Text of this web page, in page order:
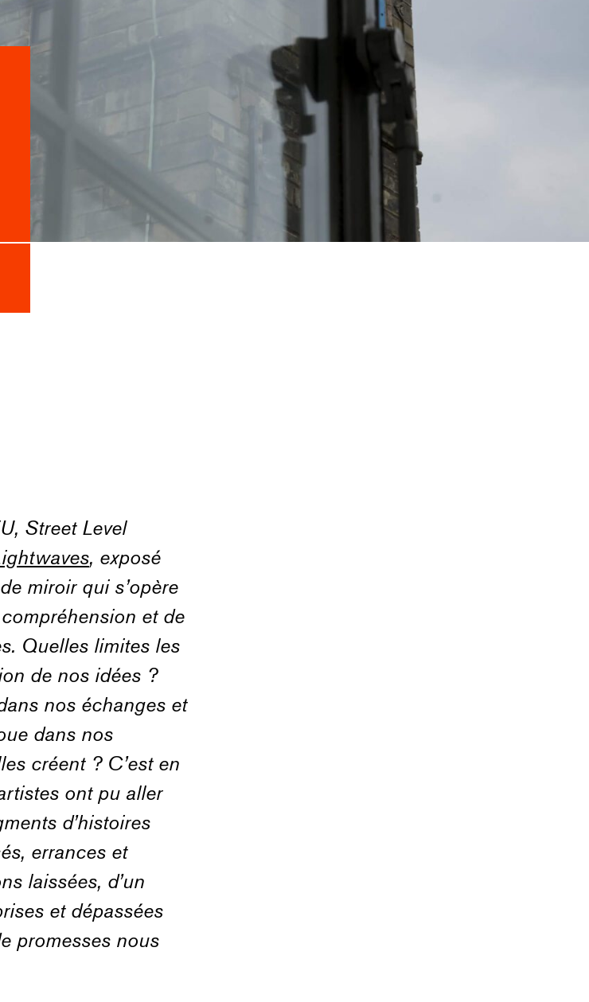
Street Level
, exposé
miroir qui s’opère
et de
Quelles limites les
de nos idées ?
nos échanges et
dans nos
créent ? C’est en
ont pu aller
d’histoires
errances et
laissées, d’un
et dépassées
promesses nous